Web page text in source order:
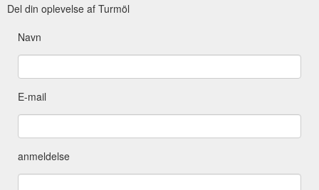
Del din oplevelse af Turmöl
Navn
E-mail
anmeldelse